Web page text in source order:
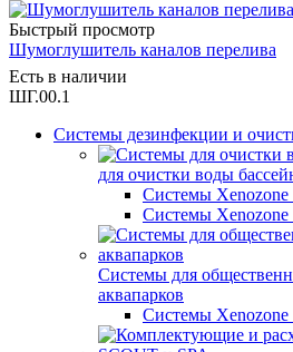
Быстрый просмотр
Шумоглушитель каналов перелива
Есть в наличии
ШГ.00.1
Системы дезинфекции и
для очистки воды
Системы Xenozone
Системы
Системы для
аквапарков
Системы